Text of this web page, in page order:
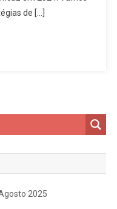
de […]
2025